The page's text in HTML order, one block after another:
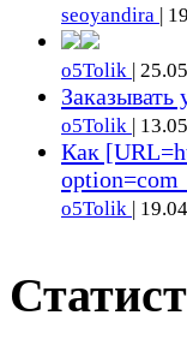
seoyandira |
o5Tolik |
Заказывать
o5Tolik |
Как
option=com_
o5Tolik |